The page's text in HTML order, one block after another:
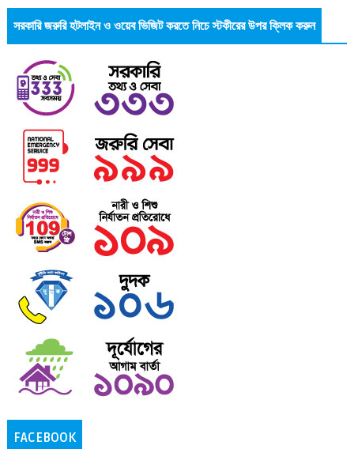
সরকারি জরুরি হটলাইন ও ওয়েব ভিজিট করতে নিচে স্টকীরের উপর ক্লিক করুন
FACEBOOK